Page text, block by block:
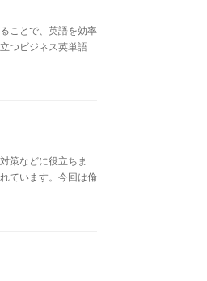
ことで、英語を効率
つビジネス英単語
策などに役立ちま
ています。今回は倫